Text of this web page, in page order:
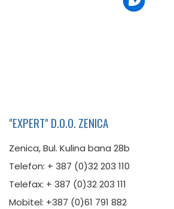
"EXPERT" D.O.O. ZENICA
Zenica, Bul. Kulina bana 28b
Telefon: + 387 (0)32 203 110
Telefax: + 387 (0)32 203 111
Mobitel: +387 (0)61 791 882